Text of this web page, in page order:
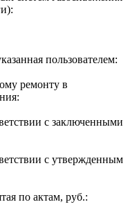
пользователем:
ремонту в
с заключенными
с утвержденным
по актам, руб.: